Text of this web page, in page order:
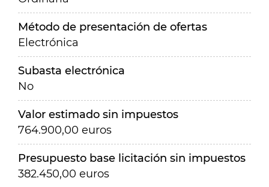
Método de presentación de ofertas
Electrónica
Subasta electrónica
No
Valor estimado sin impuestos
764.900,00 euros
Presupuesto base licitación sin impuestos
382.450,00 euros